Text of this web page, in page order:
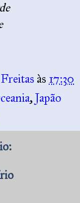
às 17:30
, Japão